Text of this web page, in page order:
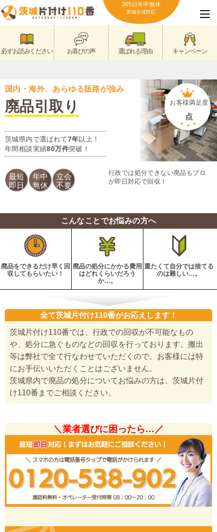
365日年中無休
茨城全域対応
必ずお読みください お喜びの声 選ばれる理由 キャンペーン
国内・海外、あらゆる販路が強み
廃品引取り
茨城県内で選ばれて7年以上！
年間相談実績80万件突破！
お客様満足度
点
最短
即日
年中
無休
立会
不要
行政では処分できない廃品もプロ
が即日対応で回収！
こんなことでお悩みの方へ
廃品をできるだけ早く回
収してもらいたい！
廃品の処分にかかる費用
はどれくらいだろう
か…。
重たくて自分では捨てる
のは難しい…。
全て茨城片付け110番がお応えします！
茨城片付け110番では、行政での回収が不可能なもの
や、処分に急ぐものなどの回収を行っております。搬出
等は弊社で全て行なわせていただくので、お客様には特
にお手伝いいただくことはございません。
茨城県内で廃品の処分についてお悩みの方は、茨城片付
け110番までご相談ください。
＼業者選びに困ったら…／